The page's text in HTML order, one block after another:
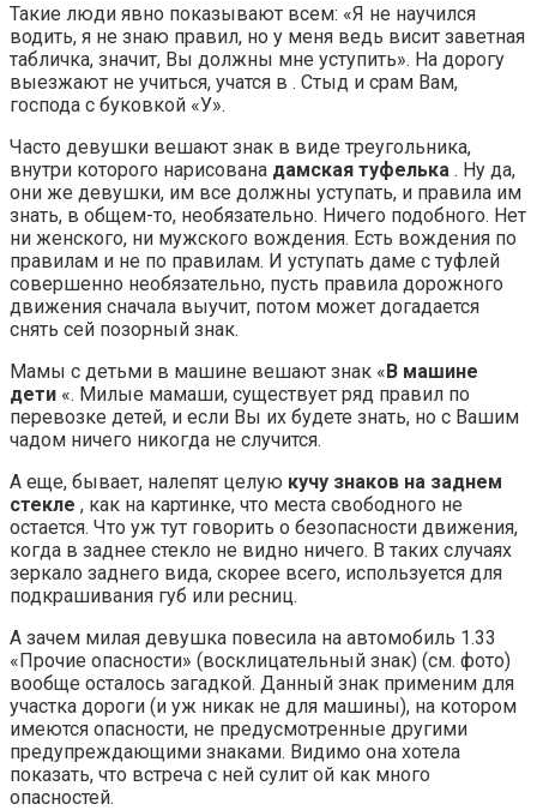
Такие люди явно показывают всем: «Я не научился
водить, я не знаю правил, но у меня ведь висит заветная
табличка, значит, Вы должны мне уступить». На дорогу
выезжают не учиться, учатся в . Стыд и срам Вам,
господа с буковкой «У».
Часто девушки вешают знак в виде треугольника,
внутри которого нарисована дамская туфелька . Ну да,
они же девушки, им все должны уступать, и правила им
знать, в общем-то, необязательно. Ничего подобного. Нет
ни женского, ни мужского вождения. Есть вождения по
правилам и не по правилам. И уступать даме с туфлей
совершенно необязательно, пусть правила дорожного
движения сначала выучит, потом может догадается
снять сей позорный знак.
Мамы с детьми в машине вешают знак «В машине
дети «. Милые мамаши, существует ряд правил по
перевозке детей, и если Вы их будете знать, но с Вашим
чадом ничего никогда не случится.
А еще, бывает, налепят целую кучу знаков на заднем
стекле , как на картинке, что места свободного не
остается. Что уж тут говорить о безопасности движения,
когда в заднее стекло не видно ничего. В таких случаях
зеркало заднего вида, скорее всего, используется для
подкрашивания губ или ресниц.
А зачем милая девушка повесила на автомобиль 1.33
«Прочие опасности» (восклицательный знак) (см. фото)
вообще осталось загадкой. Данный знак применим для
участка дороги (и уж никак не для машины), на котором
имеются опасности, не предусмотренные другими
предупреждающими знаками. Видимо она хотела
показать, что встреча с ней сулит ой как много
опасностей.